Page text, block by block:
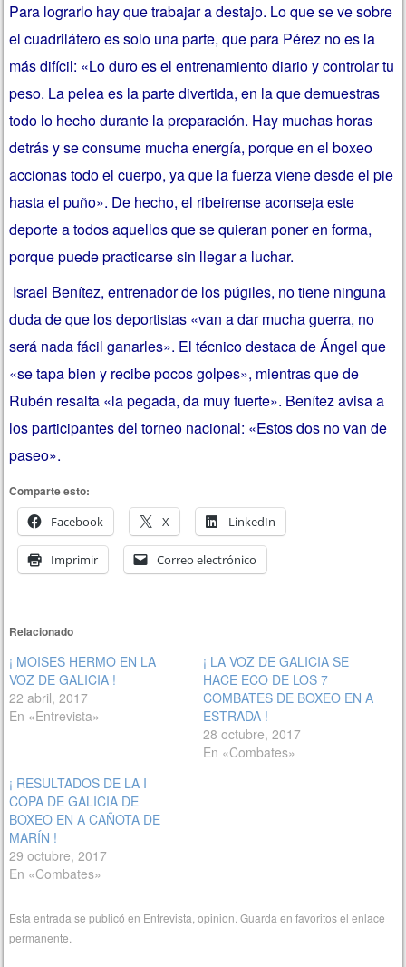
Para lograrlo hay que trabajar a destajo. Lo que se ve sobre
el cuadrilátero es solo una parte, que para Pérez no es la
más difícil: «Lo duro es el entrenamiento diario y controlar tu
peso. La pelea es la parte divertida, en la que demuestras
todo lo hecho durante la preparación. Hay muchas horas
detrás y se consume mucha energía, porque en el boxeo
accionas todo el cuerpo, ya que la fuerza viene desde el pie
hasta el puño». De hecho, el ribeirense aconseja este
deporte a todos aquellos que se quieran poner en forma,
porque puede practicarse sin llegar a luchar.
Israel Benítez, entrenador de los púgiles, no tiene ninguna
duda de que los deportistas «van a dar mucha guerra, no
será nada fácil ganarles». El técnico destaca de Ángel que
«se tapa bien y recibe pocos golpes», mientras que de
Rubén resalta «la pegada, da muy fuerte». Benítez avisa a
los participantes del torneo nacional: «Estos dos no van de
paseo».
Comparte esto:
Facebook
X LinkedIn
Imprimir Correo electrónico
Relacionado
¡ MOISES HERMO EN LA
VOZ DE GALICIA !
22 abril, 2017
En «Entrevista»
¡ LA VOZ DE GALICIA SE
HACE ECO DE LOS 7
COMBATES DE BOXEO EN A
ESTRADA !
28 octubre, 2017
En «Combates»
¡ RESULTADOS DE LA I
COPA DE GALICIA DE
BOXEO EN A CAÑOTA DE
MARÍN !
29 octubre, 2017
En «Combates»
Esta entrada se publicó en Entrevista ,opinion . Guarda en favoritos elenlace
permanente